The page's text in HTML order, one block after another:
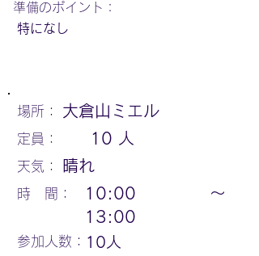
​準備のポイント：
特になし
場所： 大倉山ミエル
定員： 10 人
天気： 晴れ
時 間： 10:00
〜
13:00
10
参加人数：
人